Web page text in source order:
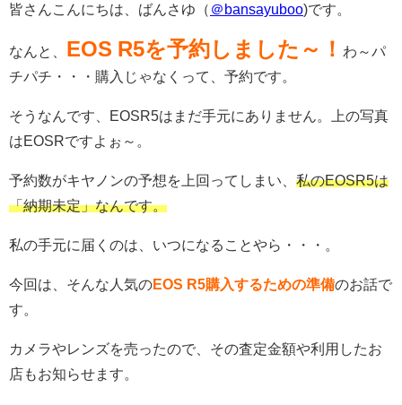
皆さんこんにちは、ばんさゆ（ ＠bansayuboo)です。
なんと、 EOS R5を予約しました～！
わ～パ
チパチ・・・購入じゃなくって、予約です。
そうなんです、EOSR5はまだ手元にありません。上の写真
はEOSRですよぉ～。
予約数がキヤノンの予想を上回ってしまい、 私のEOSR5は
「納期未定」なんです。
私の手元に届くのは、いつになることやら・・・。
今回は、そんな人気のEOS R5購入するための準備のお話で
す。
カメラやレンズを売ったので、その査定金額や利用したお
店もお知らせます。